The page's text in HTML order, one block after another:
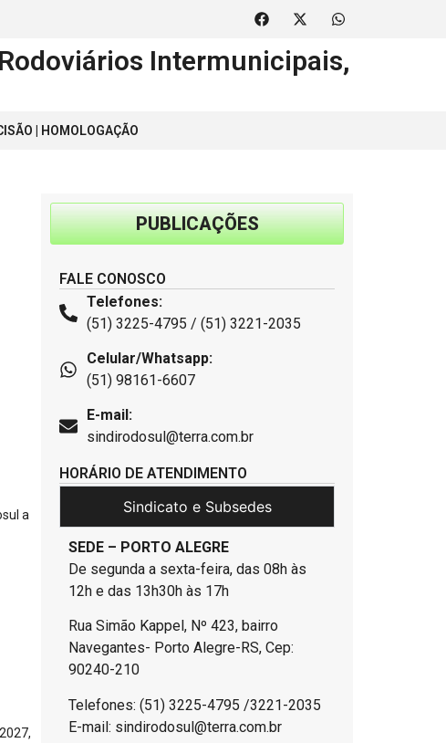
Intermunicipais,
| HOMOLOGAÇÃO
a
PUBLICAÇÕES
FALE CONOSCO
Telefones:
(51) 3225-4795 / (51) 3221-2035
Celular/Whatsapp:
(51) 98161-6607
E-mail:
sindirodosul@terra.com.br
HORÁRIO DE ATENDIMENTO
Sindicato e Subsedes
SEDE – PORTO ALEGRE
De segunda a sexta-feira, das 08h às
12h e das 13h30h às 17h
Rua Simão Kappel, Nº 423, bairro
Navegantes- Porto Alegre-RS, Cep:
90240-210
Telefones: (51) 3225-4795 /3221-2035
E-mail: sindirodosul@terra.com.br